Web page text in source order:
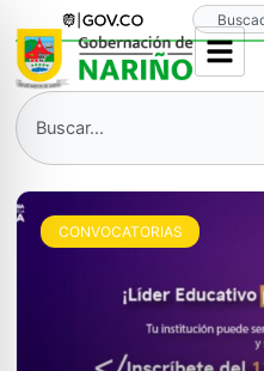
contenido
Search
Search
CONVOCATORIAS